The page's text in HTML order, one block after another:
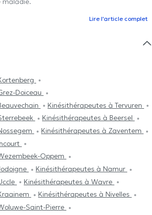
Lire l'article complet
Doiceau
Kinésithérapeutes à Tervuren
Kinésithérapeutes à Beersel
Kinésithérapeutes à Zaventem
Oppem
Kinésithérapeutes à Namur
Kinésithérapeutes à Wavre
Kinésithérapeutes à Nivelles
Saint-Pierre